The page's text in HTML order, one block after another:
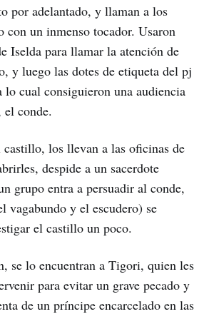
por adelantado, y llaman a los
con un inmenso tocador. Usaron
Iselda para llamar la atención de
y luego las dotes de etiqueta del pj
lo cual consiguieron una audiencia
el conde.
castillo, los llevan a las oficinas de
despide a un sacerdote
grupo entra a persuadir al conde,
vagabundo y el escudero) se
el castillo un poco.
se lo encuentran a Tigori, quien les
para evitar un grave pecado y
de un príncipe encarcelado en las